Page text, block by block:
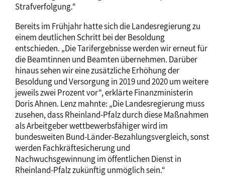
Strafverfolgung.“
Bereits im Frühjahr hatte sich die Landesregierung zu
einem deutlichen Schritt bei der Besoldung
entschieden. „Die Tarifergebnisse werden wir erneut für
die Beamtinnen und Beamten übernehmen. Darüber
hinaus sehen wir eine zusätzliche Erhöhung der
Besoldung und Versorgung in 2019 und 2020 um weitere
jeweils zwei Prozent vor“, erklärte Finanzministerin
Doris Ahnen. Lenz mahnte: „Die Landesregierung muss
zusehen, dass Rheinland-Pfalz durch diese Maßnahmen
als Arbeitgeber wettbewerbsfähiger wird im
bundesweiten Bund-Länder-Bezahlungsvergleich, sonst
werden Fachkräftesicherung und
Nachwuchsgewinnung im öffentlichen Dienst in
Rheinland-Pfalz zukünftig unmöglich sein.“